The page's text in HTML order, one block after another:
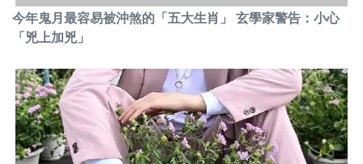
今年鬼月最容易被沖煞的「五大生肖」 玄學家警告：小心
「兇上加兇」